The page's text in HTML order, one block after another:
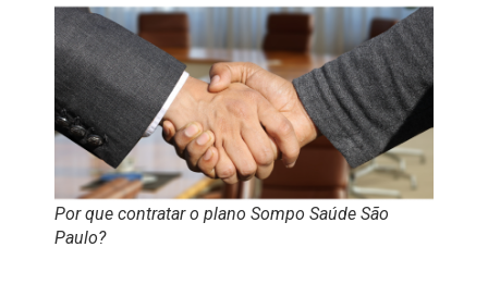
Por que contratar o plano Sompo Saúde São
Paulo?